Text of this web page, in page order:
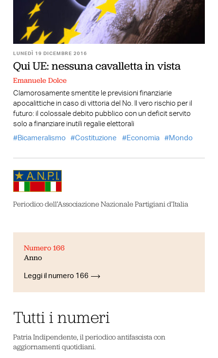
LUNEDÌ 19 DICEMBRE 2016
Qui UE: nessuna cavalletta in vista
Emanuele Dolce
Clamorosamente smentite le previsioni finanziarie
apocalittiche in caso di vittoria del No. Il vero rischio per il
futuro: il colossale debito pubblico con un deficit servito
solo a finanziare inutili regalie elettorali
Bicameralismo
Costituzione Economia Mondo
Periodico dell’Associazione Nazionale Partigiani d’Italia
Numero 166
Anno
Leggi il numero 166
Tutti i numeri
Patria Indipendente, il periodico antifascista con
aggiornamenti quotidiani.